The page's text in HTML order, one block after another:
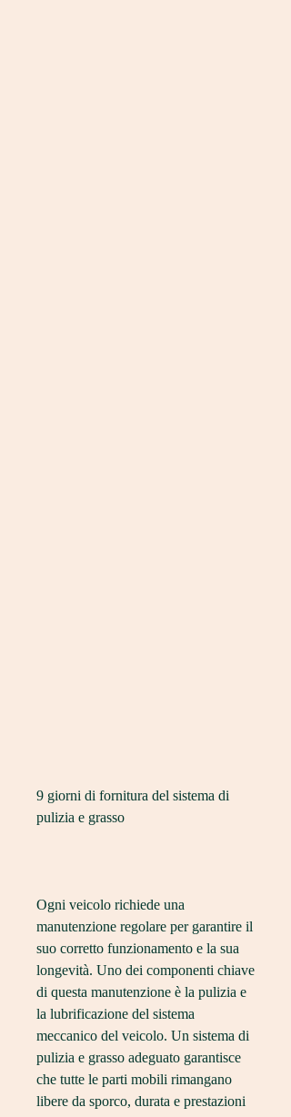
9 giorni di fornitura del sistema di
pulizia e grasso
Ogni veicolo richiede una
manutenzione regolare per garantire il
suo corretto funzionamento e la sua
longevità. Uno dei componenti chiave
di questa manutenzione è la pulizia e
la lubrificazione del sistema
meccanico del veicolo. Un sistema di
pulizia e grasso adeguato garantisce
che tutte le parti mobili rimangano
libere da sporco, durata e prestazioni